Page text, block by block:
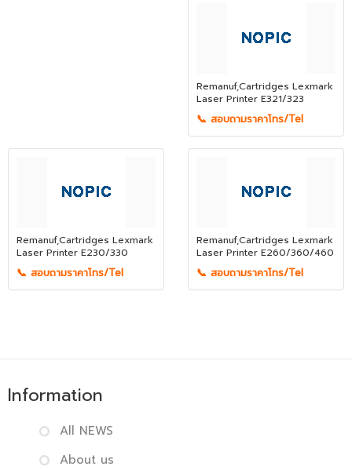
Remanuf,Cartridges Lexmark
Laser Printer E321/323
📞 สอบถามราคาโทร/Tel
Remanuf,Cartridges Lexmark
Laser Printer E230/330
📞 สอบถามราคาโทร/Tel
Remanuf,Cartridges Lexmark
Laser Printer E260/360/460
📞 สอบถามราคาโทร/Tel
Information
All NEWS
About us